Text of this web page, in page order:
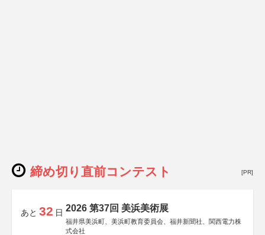
締め切り直前コンテスト [PR]
あと 32 日 2026 第37回 美浜美術展
福井県美浜町、美浜町教育委員会、福井新聞社、関西電力株
式会社